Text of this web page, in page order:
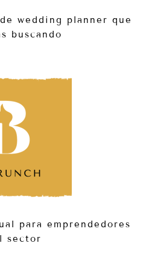
wedding planner que
buscando
para emprendedores
sector